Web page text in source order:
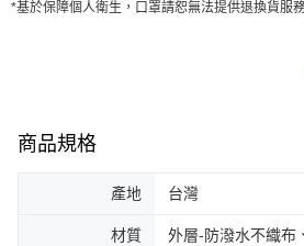
*基於保障個人衛生，口罩請恕無法提供退換貨服
商品規格
產地 台灣
材質
外層-防潑水不織布